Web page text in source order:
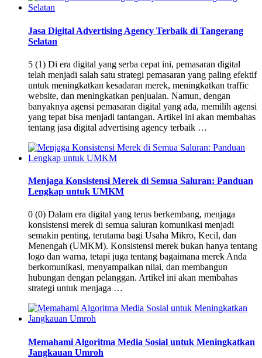
Jasa Digital Advertising Agency Terbaik di Tangerang
Selatan
5 (1) Di era digital yang serba cepat ini, pemasaran digital
telah menjadi salah satu strategi pemasaran yang paling efektif
untuk meningkatkan kesadaran merek, meningkatkan traffic
website, dan meningkatkan penjualan. Namun, dengan
banyaknya agensi pemasaran digital yang ada, memilih agensi
yang tepat bisa menjadi tantangan. Artikel ini akan membahas
tentang jasa digital advertising agency terbaik …
Menjaga Konsistensi Merek di Semua Saluran: Panduan
Lengkap untuk UMKM
0 (0) Dalam era digital yang terus berkembang, menjaga
konsistensi merek di semua saluran komunikasi menjadi
semakin penting, terutama bagi Usaha Mikro, Kecil, dan
Menengah (UMKM). Konsistensi merek bukan hanya tentang
logo dan warna, tetapi juga tentang bagaimana merek Anda
berkomunikasi, menyampaikan nilai, dan membangun
hubungan dengan pelanggan. Artikel ini akan membahas
strategi untuk menjaga …
Memahami Algoritma Media Sosial untuk Meningkatkan
Jangkauan Umroh